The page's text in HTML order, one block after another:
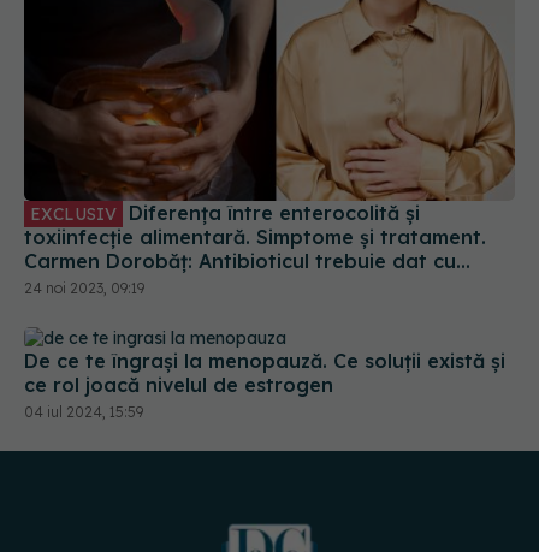
EXCLUSIV Diferența între enterocolită și
toxiinfecție alimentară. Simptome și tratament.
Carmen Dorobăț: Antibioticul trebuie dat cu
discernământ!
24 noi 2023, 09:19
De ce te îngrași la menopauză. Ce soluții există și
ce rol joacă nivelul de estrogen
04 iul 2024, 15:59